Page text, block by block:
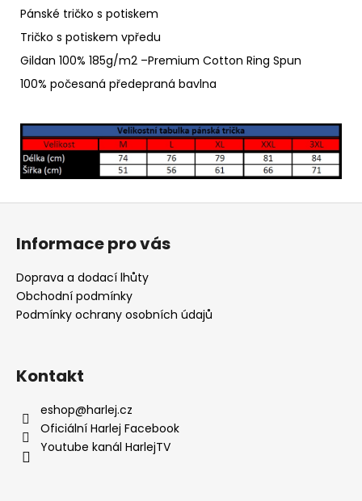
Pánské tričko s potiskem
Tričko s potiskem vpředu
Gildan 100% 185g/m2 –Premium Cotton Ring Spun
100% počesaná předepraná bavlna
ZAPALOVAČ
40
Kč
Informace pro vás
Doprava a dodací lhůty
Obchodní podmínky
Podmínky ochrany osobních údajů
Kontakt
eshop@harlej.cz
Oficiální Harlej Facebook
Youtube kanál HarlejTV